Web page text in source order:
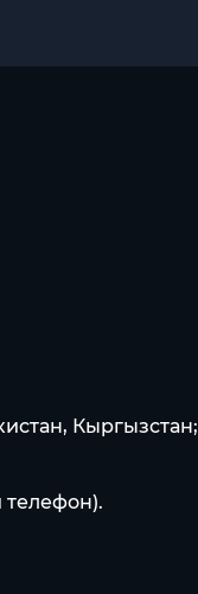
Кыргызстан;
телефон).